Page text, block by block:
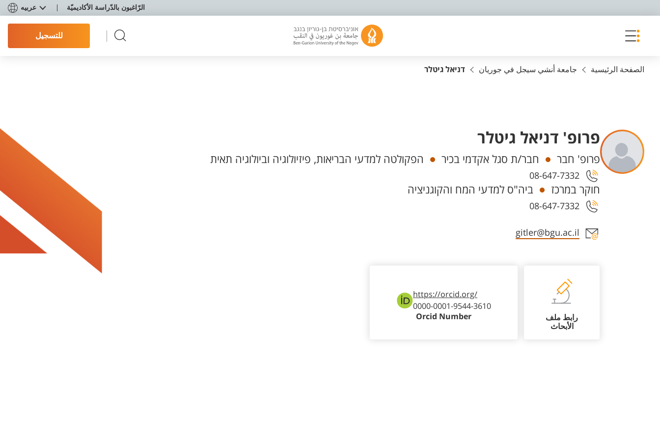
الرّاغبون بالدّراسة الأكاديميّة عربيه
للتسجيل
الصفحة الرئيسية جامعة أنشي سيجل في جوريان דניאל גיטלר
פרופ' דניאל גיטלר
Departments
פרופ' חבר חבר/ת סגל אקדמי בכיר הפקולטה למדעי הבריאות, פיזיולוגיה וביולוגיה תאית
08-647-7332
חוקר במרכז ביה"ס למדעי המח והקוגניציה
08-647-7332
Staff member contact section
gitler@bgu.ac.il
رابط ملف
الأبحاث
https://orcid.org/
0000-0001-9544-3610
Orcid Number